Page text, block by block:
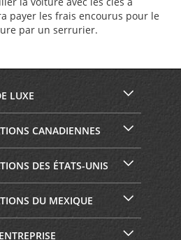
payer les frais encourus pour le
par un serrurier.
LUXE
CANADIENNES
DES ÉTATS-UNIS
DU MEXIQUE